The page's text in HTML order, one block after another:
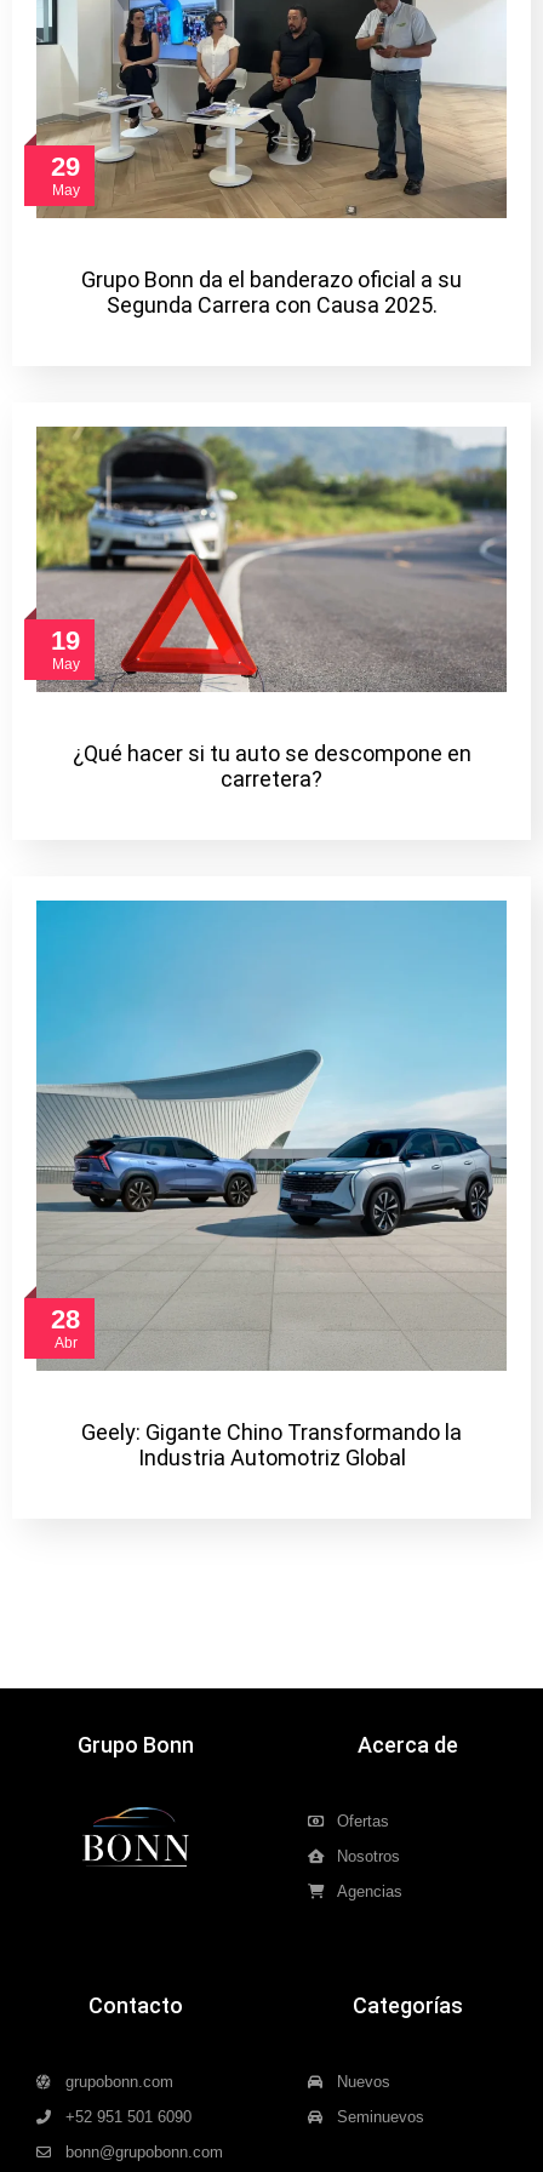
29
May
Grupo Bonn da el banderazo oficial a su
Segunda Carrera con Causa 2025.
19
May
¿Qué hacer si tu auto se descompone en
carretera?
28
Abr
Geely: Gigante Chino Transformando la
Industria Automotriz Global
Grupo Bonn Acerca de
Ofertas
Nosotros
Agencias
Contacto
grupobonn.com
+52 951 501 6090
bonn@grupobonn.com
Categorías
Nuevos
Seminuevos